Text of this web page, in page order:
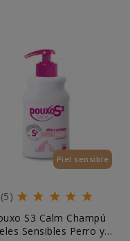
Piel sensible
(5)
S3 Calm Champú
Sensibles Perro y